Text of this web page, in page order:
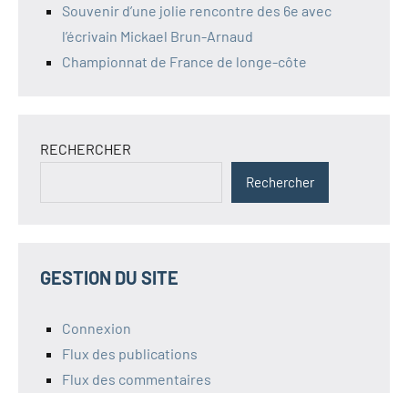
Souvenir d’une jolie rencontre des 6e avec
l’écrivain Mickael Brun-Arnaud
Championnat de France de longe-côte
RECHERCHER
Rechercher
GESTION DU SITE
Connexion
Flux des publications
Flux des commentaires